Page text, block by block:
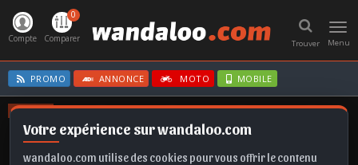
Votre expérience sur wandaloo.com
wandaloo.com utilise des cookies pour vous offrir le contenu
Menu
Trouver
Compte
0
Comparer
PROMO ANNONCE MOTO MOBILE
OFFRES
T-ROC IBIZA CLIO E-TECH